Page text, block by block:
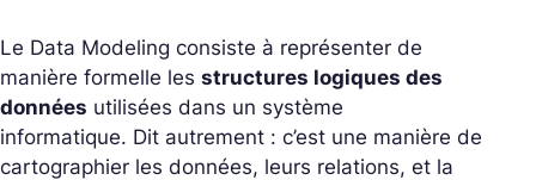
Le Data Modeling consiste à représenter de
manière formelle les structures logiques des
données utilisées dans un système
informatique. Dit autrement : c’est une manière de
cartographier les données, leurs relations, et la